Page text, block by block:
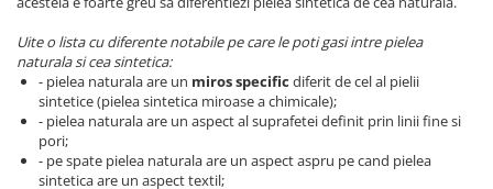
Uite o lista cu diferente notabile pe care le poti gasi intre pielea
naturala si cea sintetica:
- pielea naturala are un miros specific diferit de cel al pielii
sintetice (pielea sintetica miroase a chimicale);
- pielea naturala are un aspect al suprafetei definit prin linii fine si
pori;
- pe spate pielea naturala are un aspect aspru pe cand pielea
sintetica are un aspect textil;